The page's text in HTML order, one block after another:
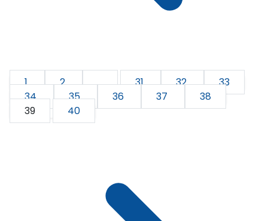
1 2 ... 31 32
33
34
35 36 37
38
39
40